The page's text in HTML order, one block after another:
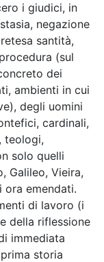
i giudici, in
negazione
santità,
(sul
dei
ambienti in cui
degli uomini
cardinali,
teologi,
solo quelli
Galileo, Vieira,
emendati.
di lavoro (i
della riflessione
immediata
storia